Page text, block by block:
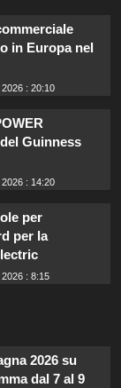
in Europa nel
: 20:10
Guinness
: 14:20
per
per la
: 8:15
2026 su
dal 7 al 9